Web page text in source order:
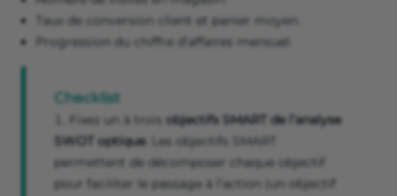
Taux de conversion client et panier moyen.
Progression du chiffre d’affaires mensuel.
Checklist
Fixez un à trois objectifs SMART de l’analyse
SWOT optique. Les objectifs SMART
permettent de décomposer chaque objectif
pour faciliter le passage à l’action (un objectif